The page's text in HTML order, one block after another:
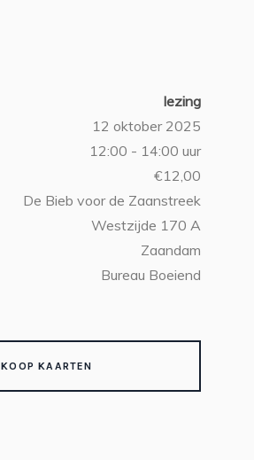
lezing
12 oktober 2025
12:00 - 14:00 uur
€12,00
De Bieb voor de Zaanstreek
Westzijde 170 A
Zaandam
Bureau Boeiend
KOOP KAARTEN